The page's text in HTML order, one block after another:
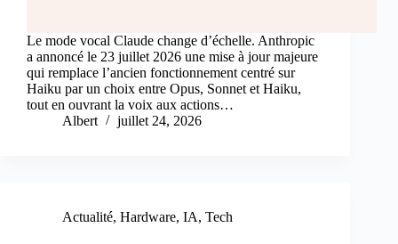
Le mode vocal Claude change d’échelle. Anthropic
a annoncé le 23 juillet 2026 une mise à jour majeure
qui remplace l’ancien fonctionnement centré sur
Haiku par un choix entre Opus, Sonnet et Haiku,
tout en ouvrant la voix aux actions…
Albert
juillet 24, 2026
Actualité, Hardware, IA, Tech